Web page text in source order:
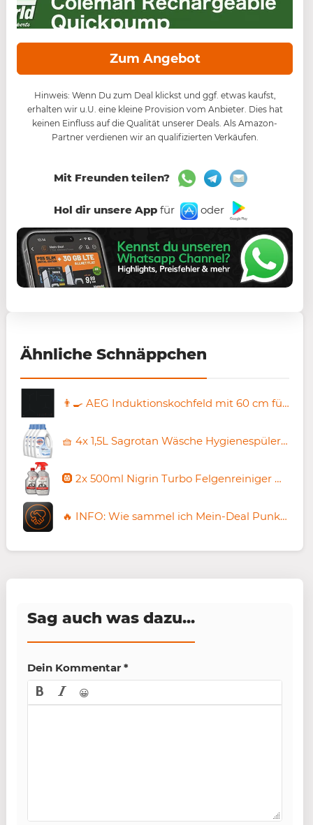
Zum Angebot
Hinweis: Wenn Du zum Deal klickst und ggf. etwas kaufst,
erhalten wir u.U. eine kleine Provision vom Anbieter. Dies hat
keinen Einfluss auf die Qualität unserer Deals. Als Amazon-
Partner verdienen wir an qualifizierten Verkäufen.
Mit Freunden teilen?
Hol dir unsere Appfür oder
Ähnliche Schnäppchen
👨‍🍳 AEG Induktionskochfeld mit 60 cm für 607,44€ (statt 689€)
🧺 4x 1,5L Sagrotan Wäsche Hygienespüler Himmelsfrische ab 12,82€ (statt 20€)
🛞 2x 500ml Nigrin Turbo Felgenreiniger mit Wirk-Indikator für 8,99€ (statt 14€)
🔥 INFO: Wie sammel ich Mein-Deal Punkte und tausche sie gegen Amazon Gutscheine!
Sag auch was dazu...
Dein Kommentar *
😀